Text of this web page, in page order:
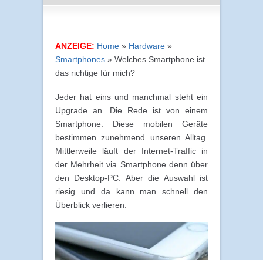
ANZEIGE: Home » Hardware »
Smartphones » Welches Smartphone ist
das richtige für mich?
Jeder hat eins und manchmal steht ein
Upgrade an. Die Rede ist von einem
Smartphone. Diese mobilen Geräte
bestimmen zunehmend unseren Alltag.
Mittlerweile läuft der Internet-Traffic in
der Mehrheit via Smartphone denn über
den Desktop-PC. Aber die Auswahl ist
riesig und da kann man schnell den
Überblick verlieren.